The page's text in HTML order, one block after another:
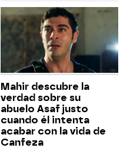
Mahir descubre la
verdad sobre su
abuelo Asaf justo
cuando él intenta
acabar con la vida de
Canfeza